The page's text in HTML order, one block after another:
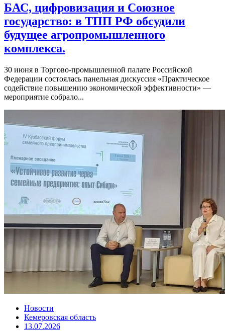
БАС, цифровизация и Союзное
государство: в ТПП РФ обсудили
будущее агропромышленного
комплекса.
30 июня в Торгово-промышленной палате Российской
Федерации состоялась панельная дискуссия «Практическое
содействие повышению экономической эффективности» —
мероприятие собрало...
Новости
Кемеровская область
13.07.2026